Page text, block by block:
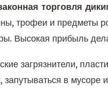
торговля
трофеи и предметы
Высокая прибыль
загрязнители,
запутываться в мусоре